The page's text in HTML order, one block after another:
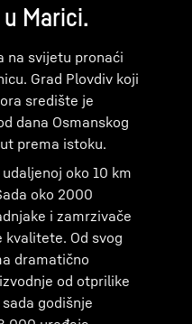
Marici.
na svijetu pronaći
Grad Plovdiv koji
središte je
dana Osmanskog
prema istoku.
oko 10 km
oko 2000
i zamrzivače
Od svog
dramatično
od otprilike
godišnje